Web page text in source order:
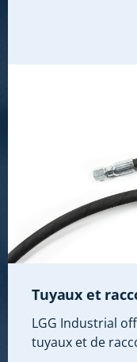
Tuyaux et
LGG Industrial
tuyaux et de